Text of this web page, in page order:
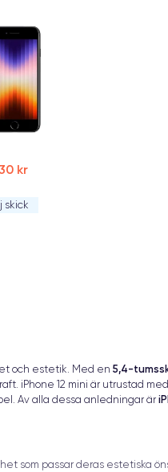
kr
skick
och estetik. Med en 5,4-
iPhone 12 mini är utrustad
Av alla dessa anledningar är
som passar deras estetiska